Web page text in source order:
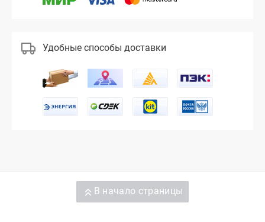
Удобные способы доставки
В начало страницы